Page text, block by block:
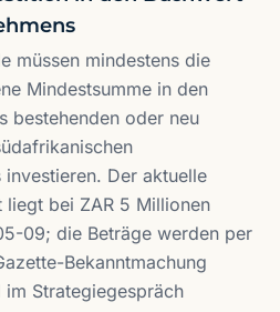
müssen mindestens die
Mindestsumme in den
bestehenden oder neu
investieren. Der aktuelle
liegt bei ZAR 5 Millionen
09; die Beträge werden per
Bekanntmachung
Strategiegespräch